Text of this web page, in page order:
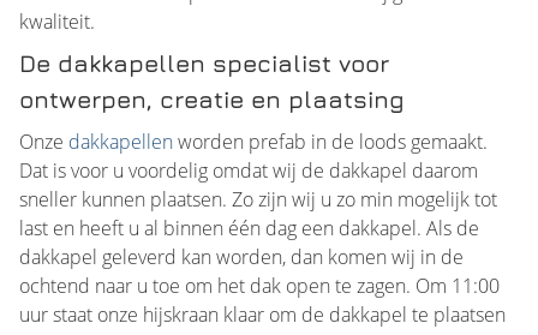
kwaliteit.
De dakkapellen specialist voor
ontwerpen, creatie en plaatsing
Onze dakkapellenworden prefab in de loods gemaakt.
Dat is voor u voordelig omdat wij de dakkapel daarom
sneller kunnen plaatsen. Zo zijn wij u zo min mogelijk tot
last en heeft u al binnen één dag een dakkapel. Als de
dakkapel geleverd kan worden, dan komen wij in de
ochtend naar u toe om het dak open te zagen. Om 11:00
uur staat onze hijskraan klaar om de dakkapel te plaatsen